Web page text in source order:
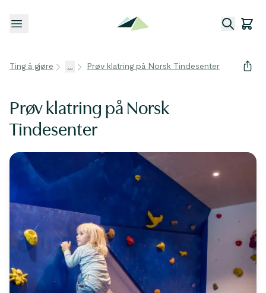
Åpne meny
Ting å gjøre ... Prøv klatring på Norsk Tindesenter
Prøv klatring på Norsk
Tindesenter